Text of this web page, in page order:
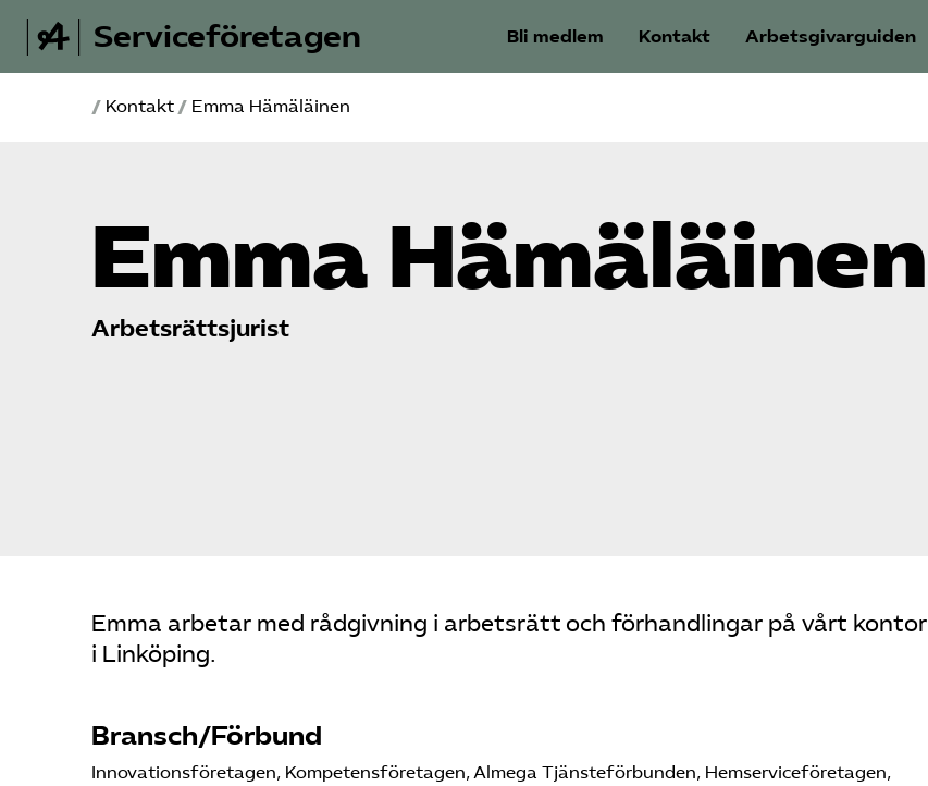
Serviceföretagen Bli medlem Kontakt Arbetsgivarguiden
/ Kontakt / Emma Hämäläinen
Emma Hämäläinen
Arbetsrättsjurist
Emma arbetar med rådgivning i arbetsrätt och förhandlingar på vårt kontor
i Linköping.
Bransch/Förbund
Innovationsföretagen, Kompetensföretagen, Almega Tjänsteförbunden, Hemserviceföretagen,